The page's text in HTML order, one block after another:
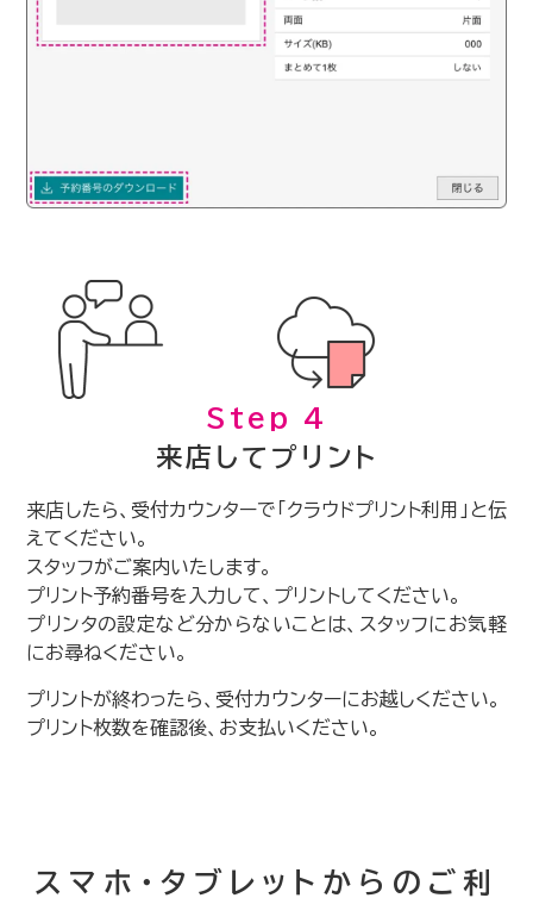
Step 4
来店してプリント
来店したら、受付カウンターで「クラウドプリント利用」と伝
えてください。
スタッフがご案内いたします。
プリント予約番号を入力して、プリントしてください。
プリンタの設定など分からないことは、スタッフにお気軽
にお尋ねください。
プリントが終わったら、受付カウンターにお越しください。
プリント枚数を確認後、お支払いください。
スマホ・タブレットからのご利